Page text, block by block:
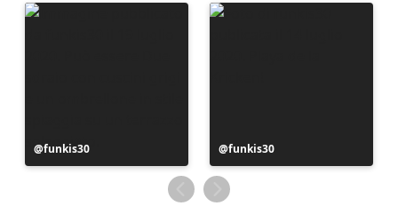
Post
pubblicato
funkis30
Post
pubblicato
da
funkis30